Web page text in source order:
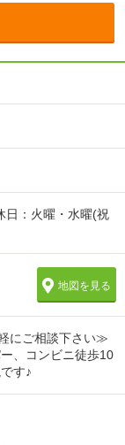
日：火曜・水曜(祝
地図を見る
にご相談下さい≫
、コンビニ徒歩10
す♪